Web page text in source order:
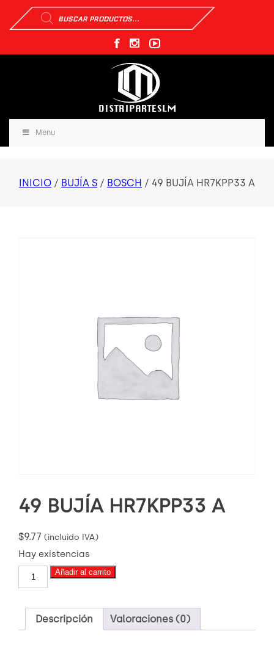
Búsqueda
de
productos
Menu
INICIO / BUJÍA S / BOSCH / 49 BUJÍA HR7KPP33 A
49 BUJÍA HR7KPP33 A
$9.77 (incluido IVA)
Hay existencias
BUJÍA
cantidad
Añadir al carrito
Descripción Valoraciones (0)